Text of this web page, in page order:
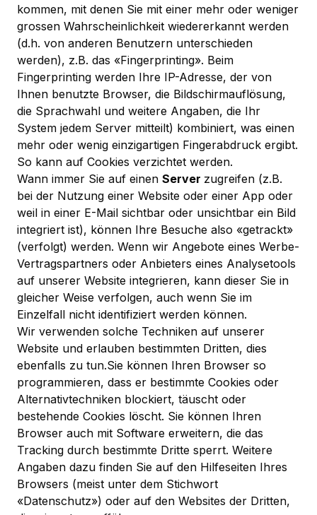
kommen, mit denen Sie mit einer mehr oder weniger
grossen Wahrscheinlichkeit wiedererkannt werden
(d.h. von anderen Benutzern unterschieden
werden), z.B. das «Fingerprinting». Beim
Fingerprinting werden Ihre IP-Adresse, der von
Ihnen benutzte Browser, die Bildschirmauflösung,
die Sprachwahl und weitere Angaben, die Ihr
System jedem Server mitteilt) kombiniert, was einen
mehr oder wenig einzigartigen Fingerabdruck ergibt.
So kann auf Cookies verzichtet werden.
Wann immer Sie auf einen Server zugreifen (z.B.
bei der Nutzung einer Website oder einer App oder
weil in einer E-Mail sichtbar oder unsichtbar ein Bild
integriert ist), können Ihre Besuche also «getrackt»
(verfolgt) werden. Wenn wir Angebote eines Werbe-
Vertragspartners oder Anbieters eines Analysetools
auf unserer Website integrieren, kann dieser Sie in
gleicher Weise verfolgen, auch wenn Sie im
Einzelfall nicht identifiziert werden können.
Wir verwenden solche Techniken auf unserer
Website und erlauben bestimmten Dritten, dies
ebenfalls zu tun.Sie können Ihren Browser so
programmieren, dass er bestimmte Cookies oder
Alternativtechniken blockiert, täuscht oder
bestehende Cookies löscht. Sie können Ihren
Browser auch mit Software erweitern, die das
Tracking durch bestimmte Dritte sperrt. Weitere
Angaben dazu finden Sie auf den Hilfeseiten Ihres
Browsers (meist unter dem Stichwort
«Datenschutz») oder auf den Websites der Dritten,